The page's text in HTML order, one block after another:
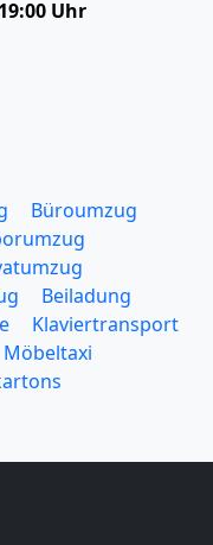
Uhr
Büroumzug
Beiladung
Klaviertransport
Möbeltaxi